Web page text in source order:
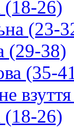
(18-26)
(23-
(29-38)
(35-
(18-26)